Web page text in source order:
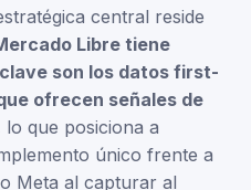
central reside
Libre tiene
son los datos first-
ofrecen señales de
lo que posiciona a
único frente a
Meta al capturar al